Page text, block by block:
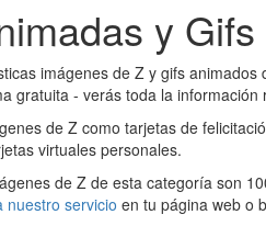
y Gifs
imágenes de Z y gifs
gratuita - verás toda la
de Z como tarjetas de
virtuales personales.
de Z de esta categoría son
nuestro servicio en tu página web o